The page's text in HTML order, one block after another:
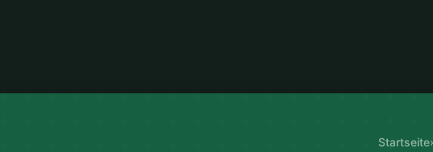
Startseite›